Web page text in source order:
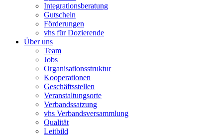
Integrationsberatung
Gutschein
Förderungen
vhs für Dozierende
Über uns
Team
Jobs
Organisationsstruktur
Kooperationen
Geschäftsstellen
Veranstaltungsorte
Verbandssatzung
vhs Verbandsversammlung
Qualität
Leitbild